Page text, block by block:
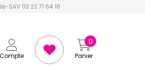
SAV 03 22 71 64 16
Compte Panier
0